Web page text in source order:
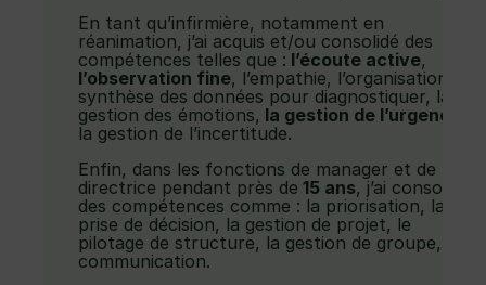
En tant qu’infirmière, notamment en
réanimation, j’ai acquis et/ou consolidé des
compétences telles que : l’écoute active,
l’observation fine, l’empathie, l’organisation, la
synthèse des données pour diagnostiquer, la
gestion des émotions, la gestion de l’urgence
la gestion de l’incertitude.
Enfin, dans les fonctions de manager et de
directrice pendant près de 15 ans, j’ai consolidé
des compétences comme : la priorisation, la
prise de décision, la gestion de projet, le
pilotage de structure, la gestion de groupe, la
communication.